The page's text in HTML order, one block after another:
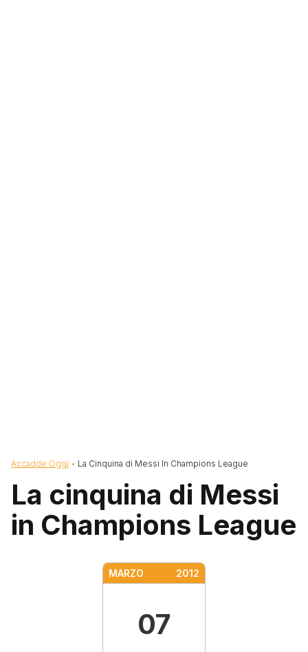
Briciole di pane
Accadde Oggi La Cinquina di Messi In Champions League
La cinquina di Messi
in Champions League
MARZO 2012
07